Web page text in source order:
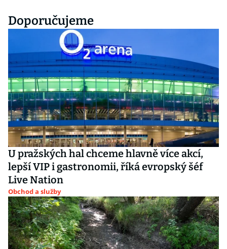
Doporučujeme
U pražských hal chceme hlavně více akcí,
lepší VIP i gastronomii, říká evropský šéf
Live Nation
Obchod a služby